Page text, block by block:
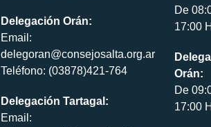
Delegación Orán:
Email:
delegoran@consejosalta.org.ar
Teléfono: (03878)421-764
Delegación Tartagal:
Email:
De
17:00
Orán:
De
17:00